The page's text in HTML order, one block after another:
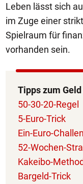
Leben lässt sich
im Zuge einer
Spielraum für
vorhanden sein.
Tipps zum
50-30-20-Regel
5-Euro-Trick
Ein-Euro-
52-Wochen-
Kakeibo-
Bargeld-Trick